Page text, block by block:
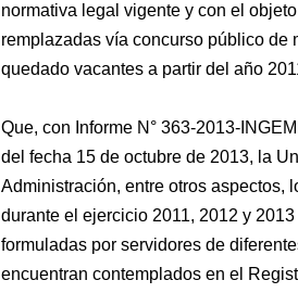
normativa legal vigente y con el
remplazadas vía concurso público de
quedado vacantes a partir del año
Que, con Informe N° 363-2013-
del fecha 15 de octubre de 2013, la
Administración, entre otros aspectos,
durante el ejercicio 2011, 2012 y
formuladas por servidores de
encuentran contemplados en el